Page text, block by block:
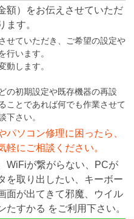
額）をお伝えさせていただ
ます。
せていただき、ご希望の設定や
行います。
動します。
の初期設定や既存機器の再設
ことであれば何でも作業させて
下さい。
ソコン修理に困ったら、
軽にご相談ください。
WiFiが繋がらない、PCが
を取り出したい、キーボー
面が出てきて邪魔、ウイル
すかる をご利用下さい。